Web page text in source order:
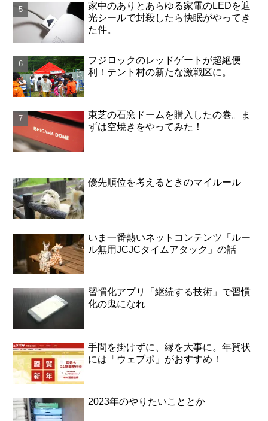
家中のありとあらゆる家電のLEDを遮
光シールで封殺したら快眠がやってき
た件。
フジロックのレッドゲートが超絶便
利！テント村の新たな激戦区に。
東芝の石窯ドームを購入したの巻。ま
ずは空焼きをやってみた！
優先順位を考えるときのマイルール
いま一番熱いネットコンテンツ「ルー
ル無用JCJCタイムアタック」の話
習慣化アプリ「継続する技術」で習慣
化の鬼になれ
手間を掛けずに、縁を大事に。年賀状
には「ウェブポ」がおすすめ！
2023年のやりたいこととか